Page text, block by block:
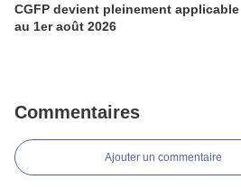
CGFP devient pleinement applicable
au 1er août 2026
Commentaires
Ajouter un commentaire